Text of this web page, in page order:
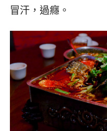
冒汗，過癮。